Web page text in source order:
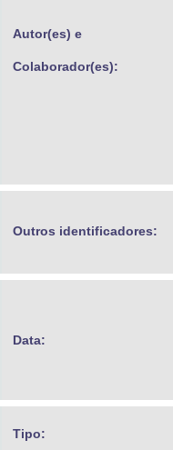
Autor(es) e
Colaborador(es):
Outros identificadores:
Data:
Tipo: